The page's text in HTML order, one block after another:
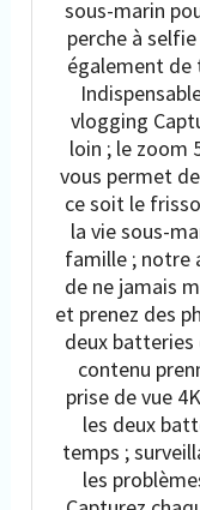
sous-marin
perche à
également de
vlogging
loin ; le zoom
vous permet
ce soit le
la vie sous-
famille ; notre
de ne jamais
et prenez des
deux batteries
contenu
prise de vue
les deux
temps ;
les